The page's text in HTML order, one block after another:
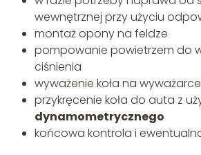
wewnętrznej przy użyciu
montaż opony na feldze
pompowanie powietrzem do
ciśnienia
wyważenie koła na wyważarce
przykręcenie koła do auta z
dynamometrycznego
końcowa kontrola i